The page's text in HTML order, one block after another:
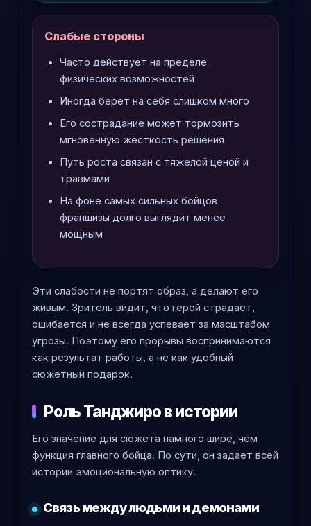
Слабые стороны
Часто действует на пределе
физических возможностей
Иногда берет на себя слишком много
Его сострадание может тормозить
мгновенную жесткость решения
Путь роста связан с тяжелой ценой и
травмами
На фоне самых сильных бойцов
франшизы долго выглядит менее
мощным
Эти слабости не портят образ, а делают его
живым. Зритель видит, что герой страдает,
ошибается и не всегда успевает за масштабом
угрозы. Поэтому его прорывы воспринимаются
как результат работы, а не как удобный
сюжетный подарок.
Роль Танджиро в истории
Его значение для сюжета намного шире, чем
функция главного бойца. По сути, он задает всей
истории эмоциональную оптику.
Связь между людьми и демонами